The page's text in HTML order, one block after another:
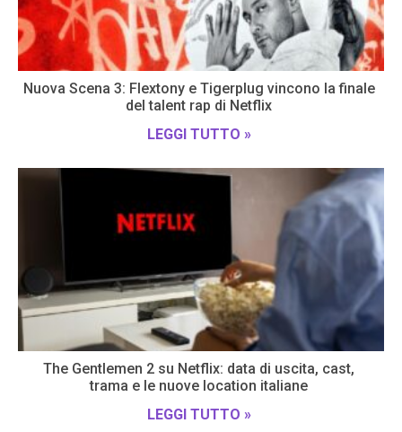
Nuova Scena 3: Flextony e Tigerplug vincono la finale
del talent rap di Netflix
LEGGI TUTTO »
The Gentlemen 2 su Netflix: data di uscita, cast,
trama e le nuove location italiane
LEGGI TUTTO »